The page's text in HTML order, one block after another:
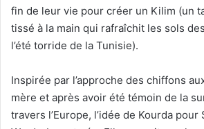
fin de leur vie pour créer un Kilim (un
tissé à la main qui rafraîchit les sols
l’été torride de la Tunisie).
Inspirée par l’approche des chiffons
mère et après avoir été témoin de la
travers l’Europe, l’idée de Kourda pour